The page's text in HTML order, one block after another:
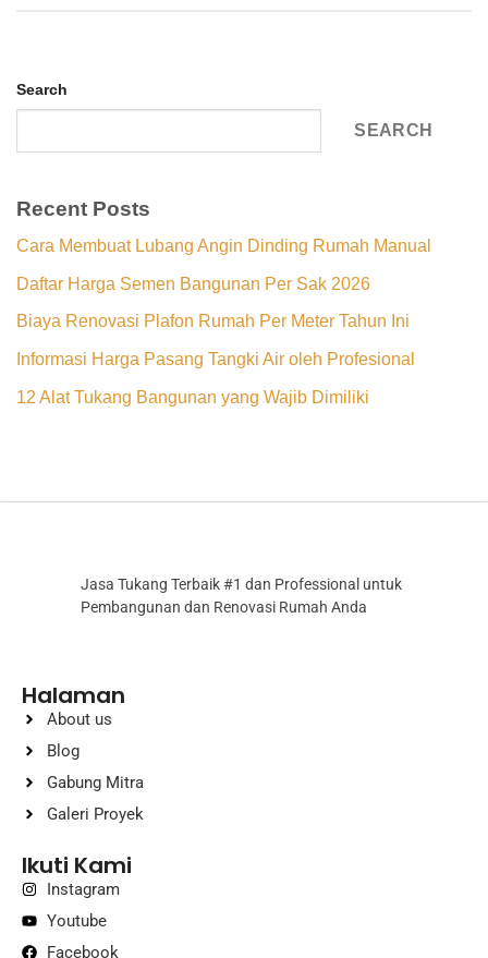
Search
SEARCH
Recent Posts
Cara Membuat Lubang Angin Dinding Rumah Manual
Daftar Harga Semen Bangunan Per Sak 2026
Biaya Renovasi Plafon Rumah Per Meter Tahun Ini
Informasi Harga Pasang Tangki Air oleh Profesional
12 Alat Tukang Bangunan yang Wajib Dimiliki
Jasa Tukang Terbaik #1 dan Professional untuk
Pembangunan dan Renovasi Rumah Anda
Halaman
About us
Blog
Gabung Mitra
Galeri Proyek
Ikuti Kami
Instagram
Youtube
Facebook